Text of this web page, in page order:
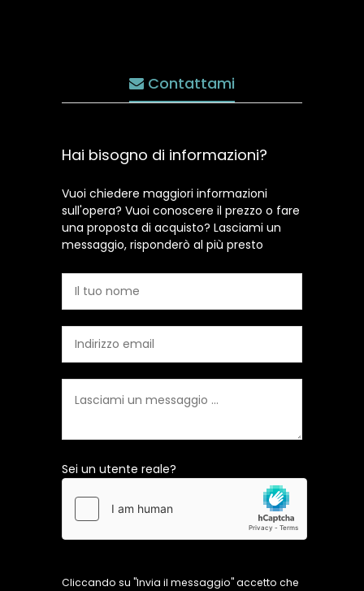
Contattami
Hai bisogno di informazioni?
Vuoi chiedere maggiori informazioni
sull'opera? Vuoi conoscere il prezzo o fare
una proposta di acquisto? Lasciami un
messaggio, risponderò al più presto
Sei un utente reale?
Cliccando su "Invia il messaggio" accetto che